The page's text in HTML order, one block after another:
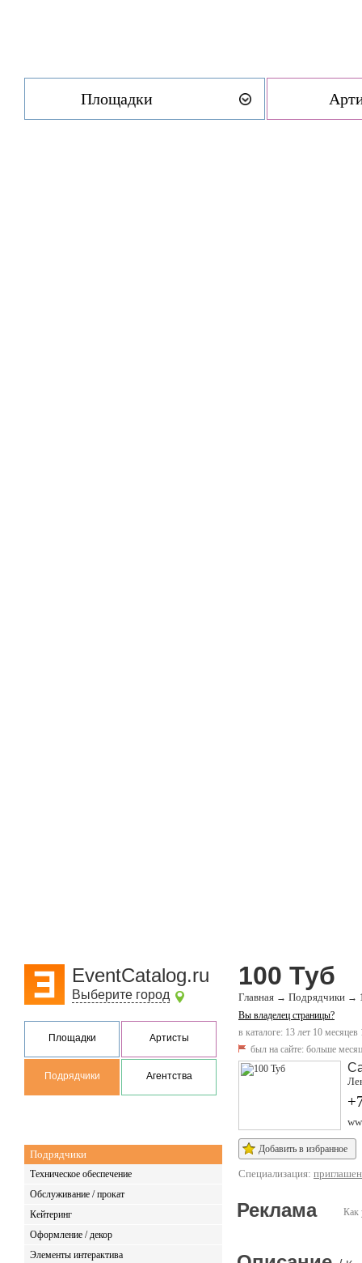
Площадки
EventCatalog.ru
Выберите город
Площадки Артисты
Подрядчики Агентства
Подрядчики
Техническое обеспечение
Обслуживание / прокат
Кейтеринг
Оформление / декор
Элементы интерактива
100 Туб
Главная → Подрядчики →
Вы владелец страницы?
в каталоге: 13 лет 10 месяцев
был на сайте: больше
Добавить в избранное
Специализация:
Как
Реклама